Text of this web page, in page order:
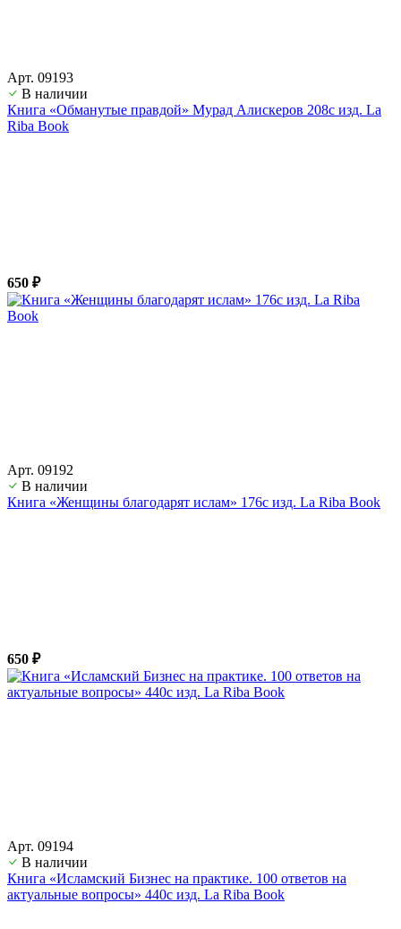
Арт. 09193
В наличии
Книга «Обманутые правдой» Мурад Алискеров 208с изд. La
Riba Book
650 ₽
Арт. 09192
В наличии
Книга «Женщины благодарят ислам» 176с изд. La Riba Book
650 ₽
Арт. 09194
В наличии
Книга «Исламский Бизнес на практике. 100 ответов на
актуальные вопросы» 440с изд. La Riba Book